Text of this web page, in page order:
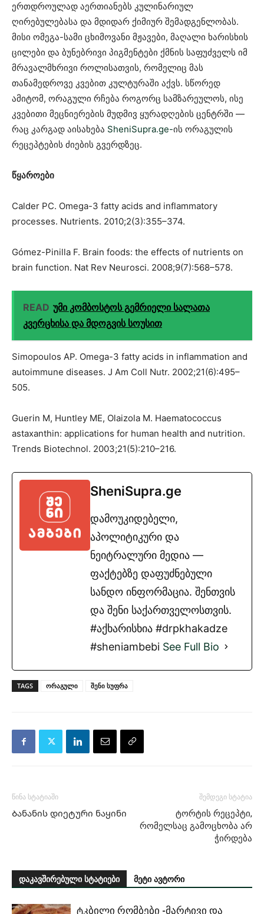
ერთდროულად აერთიანებს კულინარიულ
ღირებულებასა და მდიდარ ქიმიურ შემადგენლობას.
მისი ომეგა-სამი ცხიმოვანი მჟავები, მაღალი ხარისხის
ცილები და ბუნებრივი პიგმენტები ქმნის საფუძველს იმ
მრავალმხრივი როლისათვის, რომელიც მას
თანამედროვე კვებით კულტურაში აქვს. სწორედ
ამიტომ, ორაგული რჩება როგორც სამზარეულოს, ისე
კვებითი მეცნიერების მუდმივ ყურადღების ცენტრში —
რაც კარგად აისახება SheniSupra.ge-ის ორაგულის
რეცეპტების ძიების გვერდზეც.
წყაროები
Calder PC. Omega-3 fatty acids and inflammatory
processes. Nutrients. 2010;2(3):355–374.
Gómez-Pinilla F. Brain foods: the effects of nutrients on
brain function. Nat Rev Neurosci. 2008;9(7):568–578.
READ უმი კომბოსტოს გემრიელი სალათა
კვერცხისა და მდოგვის სოუსით
Simopoulos AP. Omega-3 fatty acids in inflammation and
autoimmune diseases. J Am Coll Nutr. 2002;21(6):495–
505.
Guerin M, Huntley ME, Olaizola M. Haematococcus
astaxanthin: applications for human health and nutrition.
Trends Biotechnol. 2003;21(5):210–216.
SheniSupra.ge
დამოუკიდებელი,
აპოლიტიკური და
ნეიტრალური მედია —
ფაქტებზე დაფუძნებული
სანდო ინფორმაცია. შენთვის
და შენი საქართველოსთვის.
#აქხარისხია #drpkhakadze
#sheniambebi See Full Bio
TAGS ორაგული შენი სუფრა
წინა სტატიაში
Ბანანის დიეტური ნაყინი
შემდეგი სტატია
ტორტის რეცეპტი,
რომელსაც გამოცხობა არ
ჭირდება
დაკავშირებული სტატიები მეტი ავტორი
ტკბილი რომბები -მარტივი და